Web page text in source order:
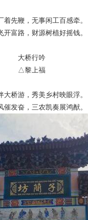
着先鞭，无事闲工百感牵。
开富路，财源树植好摇钱。
大桥行吟
△黎上福
大桥游，秀美乡村映眼浮。
催发奋，三农凯奏展鸿猷。